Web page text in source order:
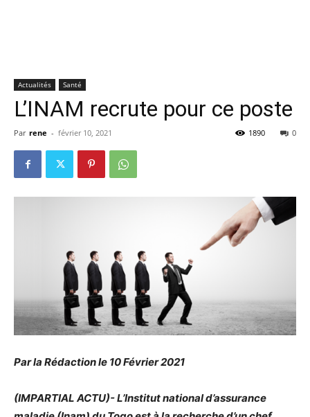
Actualités Santé
L’INAM recrute pour ce poste
Par rene - février 10, 2021 0
1890
Par la Rédaction le 10 Février 2021
(IMPARTIAL ACTU)- L’Institut national d’assurance